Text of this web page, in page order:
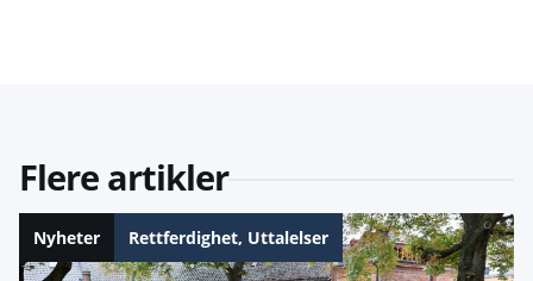
Flere artikler
Nyheter Rettferdighet, Uttalelser